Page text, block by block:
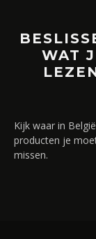
WAT
Kijk waar in
producten je
missen.